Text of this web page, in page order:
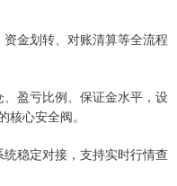
金划转、对账清算等全流程
盈亏比例、保证金水平，设
心安全阀。
稳定对接，支持实时行情查